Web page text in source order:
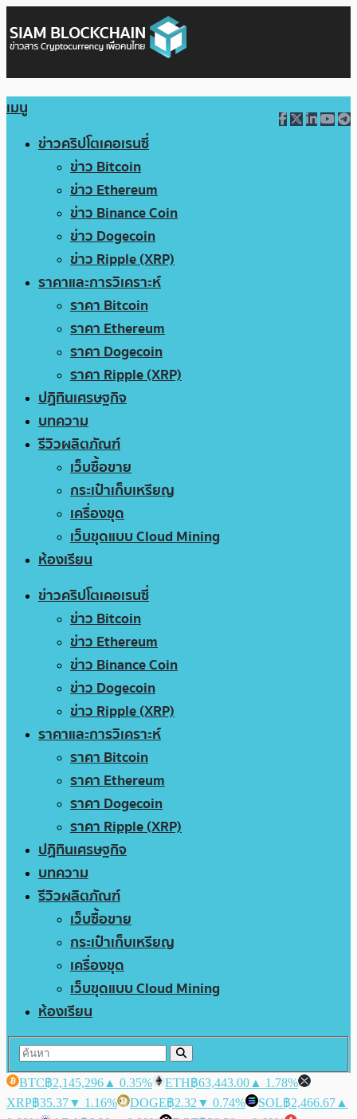
เมนู
ข่าวคริปโตเคอเรนซี่
ข่าว Bitcoin
ข่าว Ethereum
ข่าว Binance Coin
ข่าว Dogecoin
ข่าว Ripple (XRP)
ราคาและการวิเคราะห์
ราคา Bitcoin
ราคา Ethereum
ราคา Dogecoin
ราคา Ripple (XRP)
ปฏิทินเศรษฐกิจ
บทความ
รีวิวผลิตภัณฑ์
เว็บซื้อขาย
กระเป๋าเก็บเหรียญ
เครื่องขุด
เว็บขุดแบบ Cloud Mining
ห้องเรียน
ข่าวคริปโตเคอเรนซี่
ข่าว Bitcoin
ข่าว Ethereum
ข่าว Binance Coin
ข่าว Dogecoin
ข่าว Ripple (XRP)
ราคาและการวิเคราะห์
ราคา Bitcoin
ราคา Ethereum
ราคา Dogecoin
ราคา Ripple (XRP)
ปฏิทินเศรษฐกิจ
บทความ
รีวิวผลิตภัณฑ์
เว็บซื้อขาย
กระเป๋าเก็บเหรียญ
เครื่องขุด
เว็บขุดแบบ Cloud Mining
ห้องเรียน
BTC฿2,145,296 ▲ 0.35% ETH฿63,443.00 ▲ 1.78%
XRP฿35.37▼ 1.16% DOGE฿2.32 ▼ 0.74% SOL฿2,466.67 ▲